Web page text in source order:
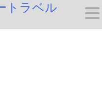
トラベル